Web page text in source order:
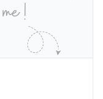
看经合组织如何协
）。
万）的罚款，原
条例》、
体（简称RFI）收
助打击国际逃税
进不同司法管辖